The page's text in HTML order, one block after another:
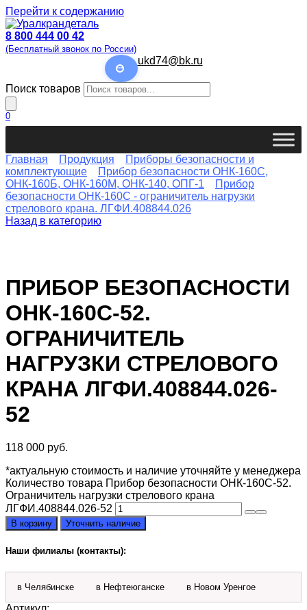
Перейти к содержанию
8 800 444 00 42
(Бесплатный звонок по России)
ukd74@bk.ru
Поиск товаров
0
Главная Продукция
Приборы безопасности и
комплектующие
Прибор безопасности ОНК-160С,
ОНК-160Б, ОНК-160М, ОНК-140, ОПГ-1
Прибор
безопасности ОНК-160С - ограничитель нагрузки
стрелового крана. ЛГФИ.408844.026
Назад в категорию
ПРИБОР БЕЗОПАСНОСТИ
ОНК-160С-52.
ОГРАНИЧИТЕЛЬ
НАГРУЗКИ СТРЕЛОВОГО
КРАНА ЛГФИ.408844.026-
52
118 000 руб.
*актуальную стоимость и наличие уточняйте у менеджера
Количество товара Прибор безопасности ОНК-160С-52.
Ограничитель нагрузки стрелового крана
ЛГФИ.408844.026-52
В корзину Уточнить наличие
Наши филиалы (контакты):
в Челябинске в Нефтеюганске в Новом Уренгое